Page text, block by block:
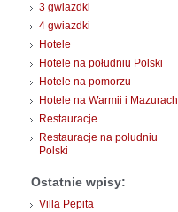
3 gwiazdki
4 gwiazdki
Hotele
Hotele na południu Polski
Hotele na pomorzu
Hotele na Warmii i Mazurach
Restauracje
Restauracje na południu
Polski
Ostatnie wpisy:
Villa Pepita